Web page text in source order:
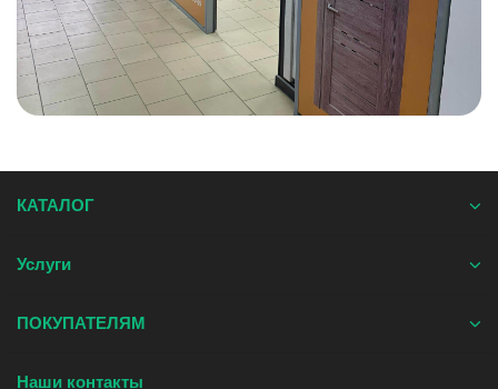
КАТАЛОГ
Услуги
ПОКУПАТЕЛЯМ
Наши контакты